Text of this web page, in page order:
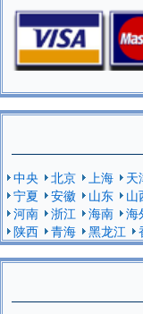
中央 北京 上海 天
宁夏
安徽 山东 山
河南
浙江 海南 海
陕西
青海 黑龙江